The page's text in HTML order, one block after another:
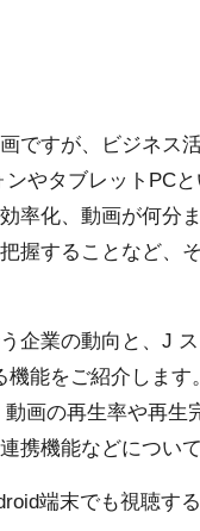
ですが、ビジネス
やタブレットPC
率化、動画が何分
握することなど、
企業の動向と、J
能をご紹介しま
画の再生率や再生
携機能などについ
端末でも視聴す